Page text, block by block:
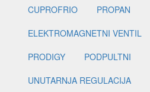
CUPROFRIO
PROPAN
ELEKTROMAGNETNI VENTIL
PRODIGY
PODPULTNI
UNUTARNJA REGULACIJA